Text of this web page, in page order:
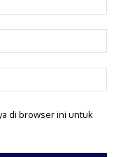
di browser ini untuk